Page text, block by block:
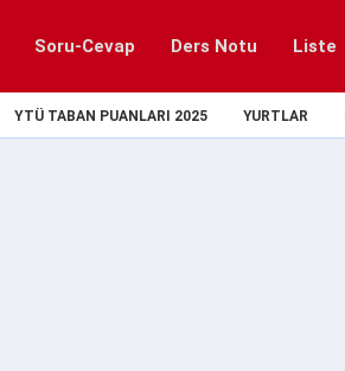
Soru-Cevap Ders Notu Liste
YTÜ TABAN PUANLARI 2025 YURTLAR